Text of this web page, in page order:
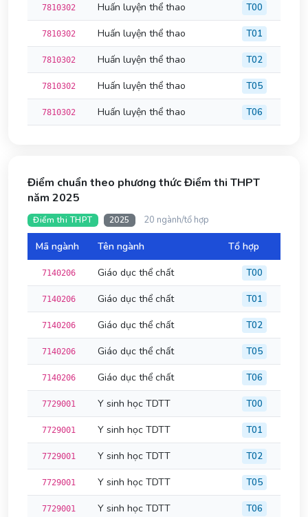
7810302 Huấn luyện thể thao T00
7810302 Huấn luyện thể thao T01
7810302 Huấn luyện thể thao T02
7810302 Huấn luyện thể thao T05
7810302 Huấn luyện thể thao T06
Điểm chuẩn theo phương thức Điểm thi THPT
năm 2025
Điểm thi THPT 2025 20 ngành/tổ hợp
Mã ngành Tên ngành Tổ hợp
7140206 Giáo dục thể chất T00
7140206 Giáo dục thể chất T01
7140206 Giáo dục thể chất T02
7140206 Giáo dục thể chất T05
7140206 Giáo dục thể chất T06
7729001 Y sinh học TDTT T00
7729001 Y sinh học TDTT T01
7729001 Y sinh học TDTT T02
7729001 Y sinh học TDTT T05
7729001 Y sinh học TDTT T06